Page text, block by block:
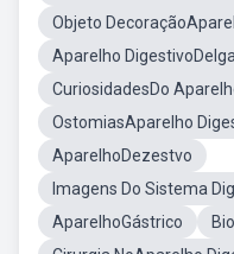
Objeto
Aparelho
CuriosidadesDo
OstomiasAparelho
AparelhoDezestvo
Imagens Do Sistema
AparelhoGástrico